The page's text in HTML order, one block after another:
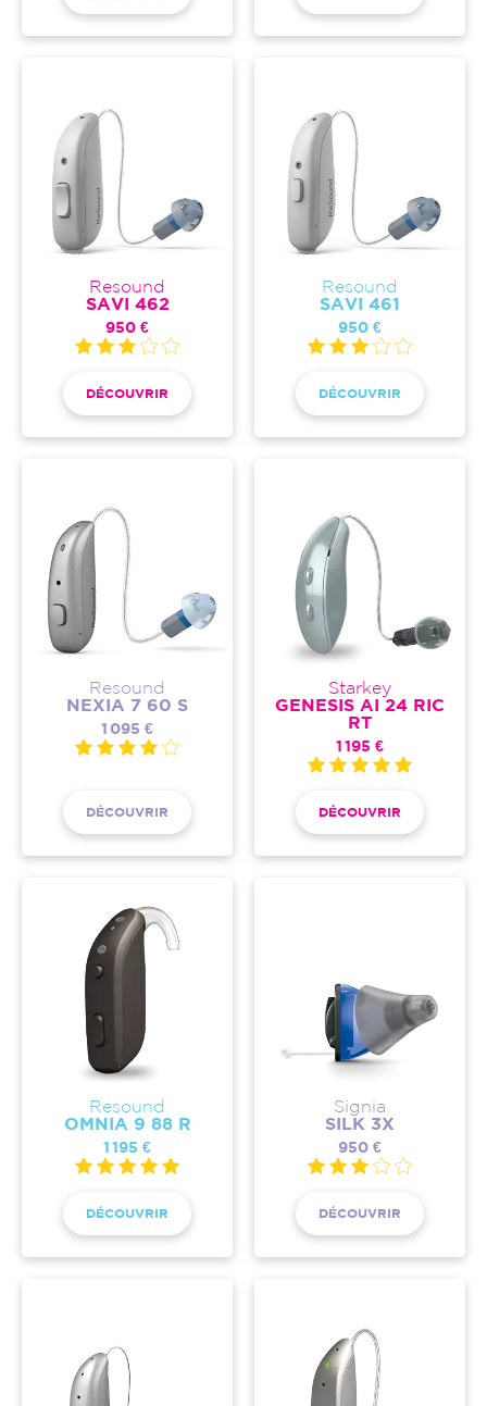
Resound
SAVI 462
950 €
DÉCOUVRIR
Resound
SAVI 461
950 €
DÉCOUVRIR
Resound
NEXIA 7 60 S
1 095 €
DÉCOUVRIR
Starkey
GENESIS AI 24 RIC
RT
1 195 €
DÉCOUVRIR
Resound
OMNIA 9 88 R
1 195 €
DÉCOUVRIR
Signia
SILK 3X
950 €
DÉCOUVRIR